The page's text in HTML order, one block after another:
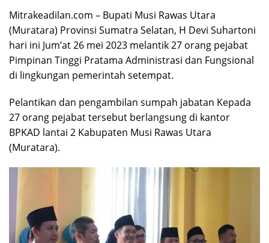
Mitrakeadilan.com – Bupati Musi Rawas Utara
(Muratara) Provinsi Sumatra Selatan, H Devi Suhartoni
hari ini Jum’at 26 mei 2023 melantik 27 orang pejabat
Pimpinan Tinggi Pratama Administrasi dan Fungsional
di lingkungan pemerintah setempat.
Pelantikan dan pengambilan sumpah jabatan Kepada
27 orang pejabat tersebut berlangsung di kantor
BPKAD lantai 2 Kabupaten Musi Rawas Utara
(Muratara).